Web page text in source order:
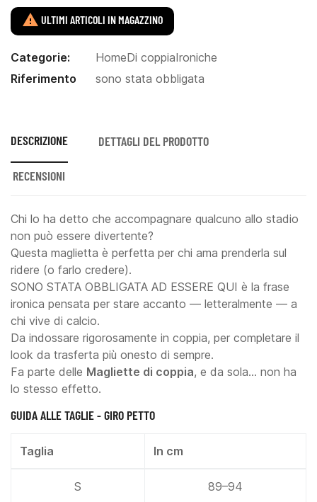
 ULTIMI ARTICOLI IN MAGAZZINO
Categorie: HomeDi coppiaIroniche
Riferimento
sono stata obbligata
DESCRIZIONE DETTAGLI DEL PRODOTTO
RECENSIONI
Chi lo ha detto che accompagnare qualcuno allo stadio
non può essere divertente?
Questa maglietta è perfetta per chi ama prenderla sul
ridere (o farlo credere).
SONO STATA OBBLIGATA AD ESSERE QUI è la frase
ironica pensata per stare accanto — letteralmente — a
chi vive di calcio.
Da indossare rigorosamente in coppia, per completare il
look da trasferta più onesto di sempre.
Fa parte delle Magliette di coppia, e da sola… non ha
lo stesso effetto.
GUIDA ALLE TAGLIE - GIRO PETTO
Taglia In cm
S 89–94